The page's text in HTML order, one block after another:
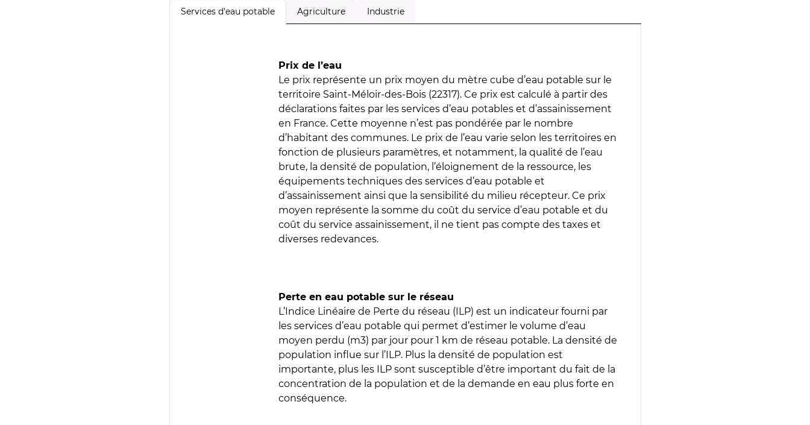
Services d'eau potable Agriculture Industrie
Prix de l’eau
Le prix représente un prix moyen du mètre cube d’eau potable sur le
territoire Saint-Méloir-des-Bois (22317). Ce prix est calculé à partir des
déclarations faites par les services d’eau potables et d’assainissement
en France. Cette moyenne n’est pas pondérée par le nombre
d’habitant des communes. Le prix de l’eau varie selon les territoires en
fonction de plusieurs paramètres, et notamment, la qualité de l’eau
brute, la densité de population, l’éloignement de la ressource, les
équipements techniques des services d’eau potable et
d’assainissement ainsi que la sensibilité du milieu récepteur. Ce prix
moyen représente la somme du coût du service d’eau potable et du
coût du service assainissement, il ne tient pas compte des taxes et
diverses redevances.
Perte en eau potable sur le réseau
L’Indice Linéaire de Perte du réseau (ILP) est un indicateur fourni par
les services d’eau potable qui permet d’estimer le volume d’eau
moyen perdu (m3) par jour pour 1 km de réseau potable. La densité de
population influe sur l’ILP. Plus la densité de population est
importante, plus les ILP sont susceptible d’être important du fait de la
concentration de la population et de la demande en eau plus forte en
conséquence.